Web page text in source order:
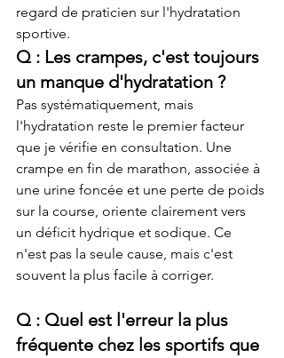
regard de praticien sur l'hydratation
sportive.
Q : Les crampes, c'est toujours
un manque d'hydratation ?
Pas systématiquement, mais
l'hydratation reste le premier facteur
que je vérifie en consultation. Une
crampe en fin de marathon, associée à
une urine foncée et une perte de poids
sur la course, oriente clairement vers
un déficit hydrique et sodique. Ce
n'est pas la seule cause, mais c'est
souvent la plus facile à corriger.
Q : Quel est l'erreur la plus
fréquente chez les sportifs que